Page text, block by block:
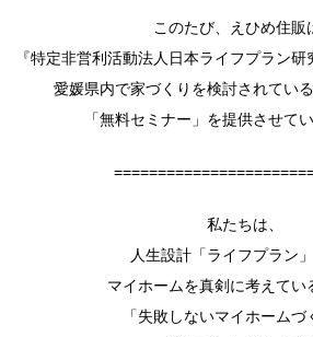
このたび、えひめ住販
『特定非営利活動法人日本ライフプラン研
愛媛県内で家づくりを検討されてい
「無料セミナー」を提供させて
私たちは、
人生設計「ライフプラン
マイホームを真剣に考えてい
「失敗しないマイホームづ